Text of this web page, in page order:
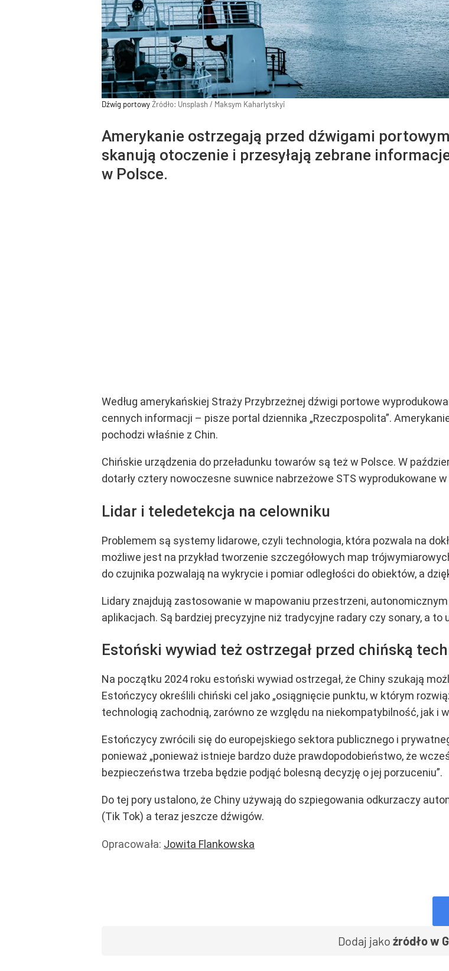
Dźwig portowyŹródło: Unsplash / Maksym Kaharlytskyi
Amerykanie ostrzegają przed dźwigami
skanują otoczenie i przesyłają zebrane
w Polsce.
Według amerykańskiej Straży Przybrzeżnej dźwigi portowe
cennych informacji – pisze portal dziennika „Rzeczpospolita”.
pochodzi właśnie z Chin.
Chińskie urządzenia do przeładunku towarów są też w Polsce. W
dotarły cztery nowoczesne suwnice nabrzeżowe STS wyprodukowane
Lidar i teledetekcja na celowniku
Problemem są systemy lidarowe, czyli technologia, która pozwala na
możliwe jest na przykład tworzenie szczegółowych map
do czujnika pozwalają na wykrycie i pomiar odległości do obiektów, a
Lidary znajdują zastosowanie w mapowaniu przestrzeni,
aplikacjach. Są bardziej precyzyjne niż tradycyjne radary czy sonary, a
Estoński wywiad też ostrzegał przed chińską
Na początku 2024 roku estoński wywiad ostrzegał, że Chiny szukają
Estończycy określili chiński cel jako „osiągnięcie punktu, w którym
technologią zachodnią, zarówno ze względu na niekompatybilność, jak i
Estończycy zwrócili się do europejskiego sektora publicznego i
ponieważ „ponieważ istnieje bardzo duże prawdopodobieństwo, że
bezpieczeństwa trzeba będzie podjąć bolesną decyzję o jej porzuceniu”.
Do tej pory ustalono, że Chiny używają do szpiegowania odkurzaczy
(Tik Tok) a teraz jeszcze dźwigów.
Opracowała: Jowita Flankowska
Dodaj jako źródło w